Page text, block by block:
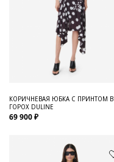
КОРИЧНЕВАЯ ЮБКА С ПРИНТОМ В
ГОРОХ DULINE
69 900 ₽